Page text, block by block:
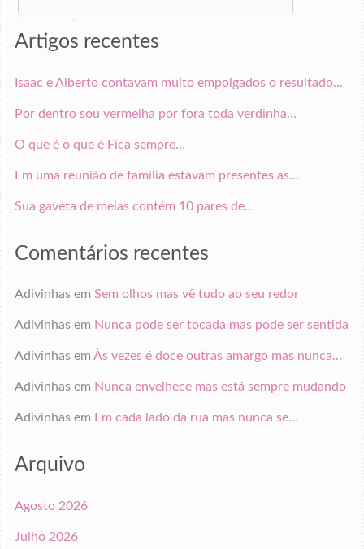
for:
Artigos recentes
Isaac e Alberto contavam muito empolgados o resultado…
Por dentro sou vermelha por fora toda verdinha…
O que é o que é Fica sempre…
Em uma reunião de família estavam presentes as…
Sua gaveta de meias contém 10 pares de…
Comentários recentes
Adivinhasem Sem olhos mas vê tudo ao seu redor
Adivinhasem Nunca pode ser tocada mas pode ser sentida
Adivinhasem Às vezes é doce outras amargo mas nunca…
Adivinhasem Nunca envelhece mas está sempre mudando
Adivinhasem Em cada lado da rua mas nunca se…
Arquivo
Agosto 2026
Julho 2026